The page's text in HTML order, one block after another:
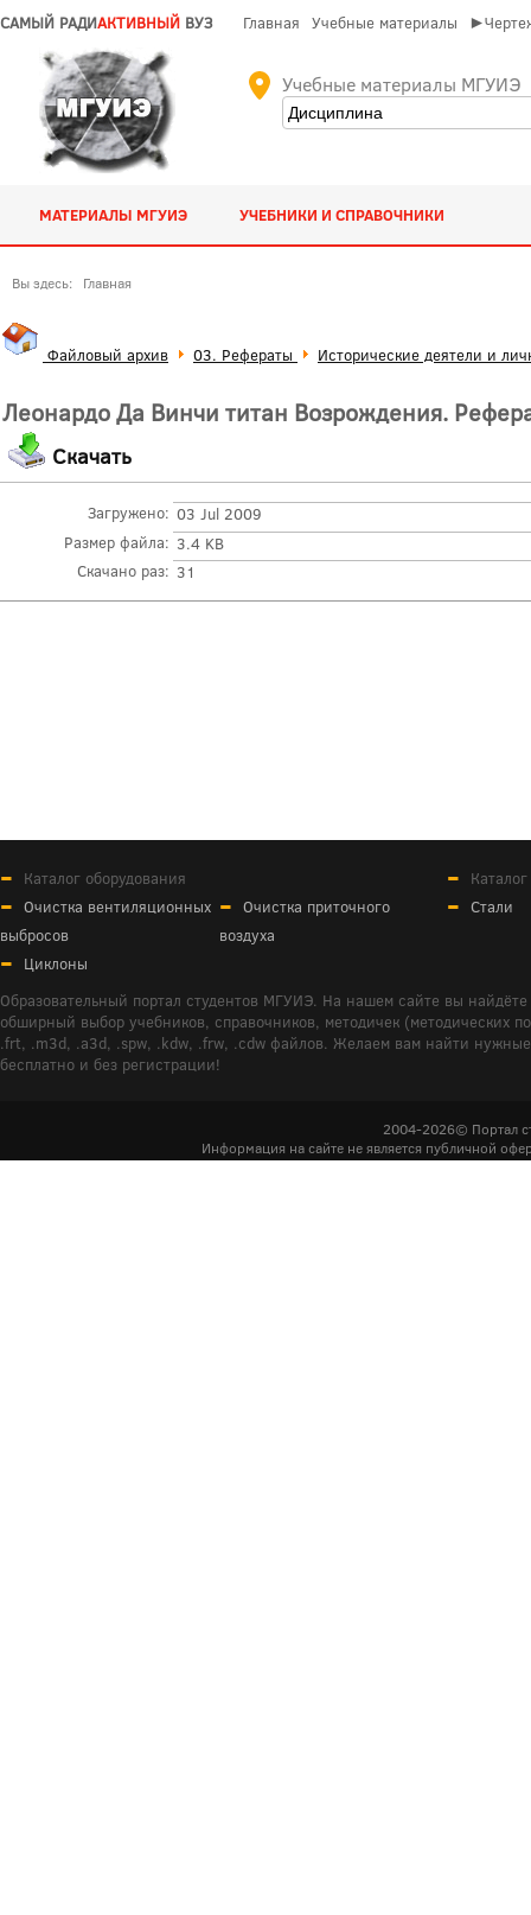
САМЫЙ РАДИАКТИВНЫЙ ВУЗ Главная Учебные материалы
Учебные материалы МГУИЭ
МАТЕРИАЛЫ МГУИЭ УЧЕБНИКИ И СПРАВОЧНИКИ
Вы здесь: Главная
Файловый архив 03. Рефераты Исторические деятели и
Леонардо Да Винчи титан Возрождения.
Скачать
Загружено: 03 Jul 2009
Размер файла: 3.4 KB
Скачано раз: 31
Каталог оборудования
Очистка вентиляционных
выбросов
Очистка приточного
воздуха
Циклоны
Стали
Образовательный портал студентов МГУИЭ. На нашем сайте вы
обширный выбор учебников, справочников, методичек (методических
.frt, .m3d, .a3d, .spw, .kdw, .frw, .cdw файлов. Желаем вам найти
бесплатно и без регистрации!
2004-2026© Портал
Информация на сайте не является публичной